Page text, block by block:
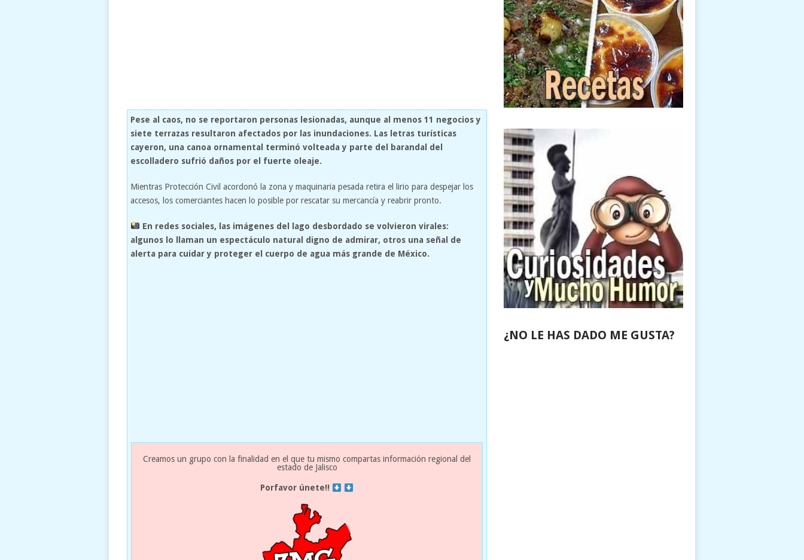
Pese al caos, no se reportaron personas lesionadas, aunque al menos 11 negocios y
siete terrazas resultaron afectados por las inundaciones. Las letras turísticas
cayeron, una canoa ornamental terminó volteada y parte del barandal del
escolladero sufrió daños por el fuerte oleaje.
Mientras Protección Civil acordonó la zona y maquinaria pesada retira el lirio para despejar los
accesos, los comerciantes hacen lo posible por rescatar su mercancía y reabrir pronto.
En redes sociales, las imágenes del lago desbordado se volvieron virales:
algunos lo llaman un espectáculo natural digno de admirar, otros una señal de
alerta para cuidar y proteger el cuerpo de agua más grande de México.
Creamos un grupo con la finalidad en el que tu mismo compartas información regional del
estado de Jalisco
Porfavor únete!!
¿NO LE HAS DADO ME GUSTA?